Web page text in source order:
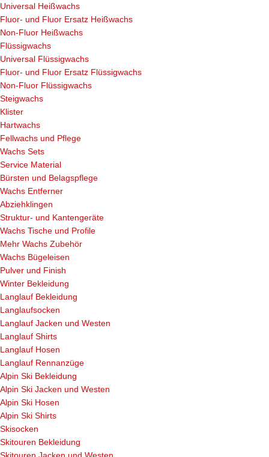
Universal Heißwachs
Fluor- und Fluor Ersatz Heißwachs
Non-Fluor Heißwachs
Flüssigwachs
Universal Flüssigwachs
Fluor- und Fluor Ersatz Flüssigwachs
Non-Fluor Flüssigwachs
Steigwachs
Klister
Hartwachs
Fellwachs und Pflege
Wachs Sets
Service Material
Bürsten und Belagspflege
Wachs Entferner
Abziehklingen
Struktur- und Kantengeräte
Wachs Tische und Profile
Mehr Wachs Zubehör
Wachs Bügeleisen
Pulver und Finish
Winter Bekleidung
Langlauf Bekleidung
Langlaufsocken
Langlauf Jacken und Westen
Langlauf Shirts
Langlauf Hosen
Langlauf Rennanzüge
Alpin Ski Bekleidung
Alpin Ski Jacken und Westen
Alpin Ski Hosen
Alpin Ski Shirts
Skisocken
Skitouren Bekleidung
Skitouren Jacken und Westen